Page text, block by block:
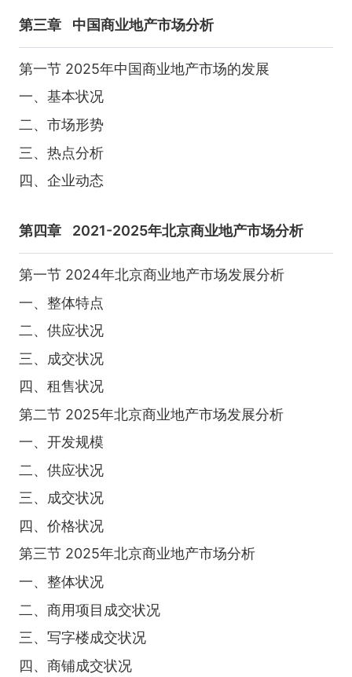
第三章 中国商业地产市场分析
第一节 2025年中国商业地产市场的发展
一、基本状况
二、市场形势
三、热点分析
四、企业动态
第四章 2021-2025年北京商业地产市场分析
第一节 2024年北京商业地产市场发展分析
一、整体特点
二、供应状况
三、成交状况
四、租售状况
第二节 2025年北京商业地产市场发展分析
一、开发规模
二、供应状况
三、成交状况
四、价格状况
第三节 2025年北京商业地产市场分析
一、整体状况
二、商用项目成交状况
三、写字楼成交状况
四、商铺成交状况